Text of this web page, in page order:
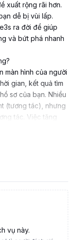
xuất rộng rãi hơn.
dễ bị vùi lấp.
ra đời để giúp
và bứt phá nhanh
màn hình của người
gian, kết quả tìm
sơ của bạn. Nhiều
(tương tác), nhưng
tác. Việc tăng
người thấy,
và đẩy bài viết đi
sức ảnh hưởng
hiển thị mỗi tháng
chỉ có vài
vụ này.